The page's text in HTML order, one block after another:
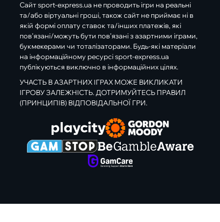
Сайт sport-express.ua не проводить ігри на реальні
та/або віртуальні гроші, також сайт не приймає ні в
якій формі оплату ставок та/інших платежів, які
пов’язані/можуть бути пов’язані з азартними іграми,
букмекерами чи тоталізаторами. Будь-які матеріали
на інформаційному ресурсі sport-express.ua
публікуються виключно в інформаційних цілях.
УЧАСТЬ В АЗАРТНИХ ІГРАХ МОЖЕ ВИКЛИКАТИ
ІГРОВУ ЗАЛЕЖНІСТЬ. ДОТРИМУЙТЕСЬ ПРАВИЛ
(ПРИНЦИПІВ) ВІДПОВІДАЛЬНОЇ ГРИ.